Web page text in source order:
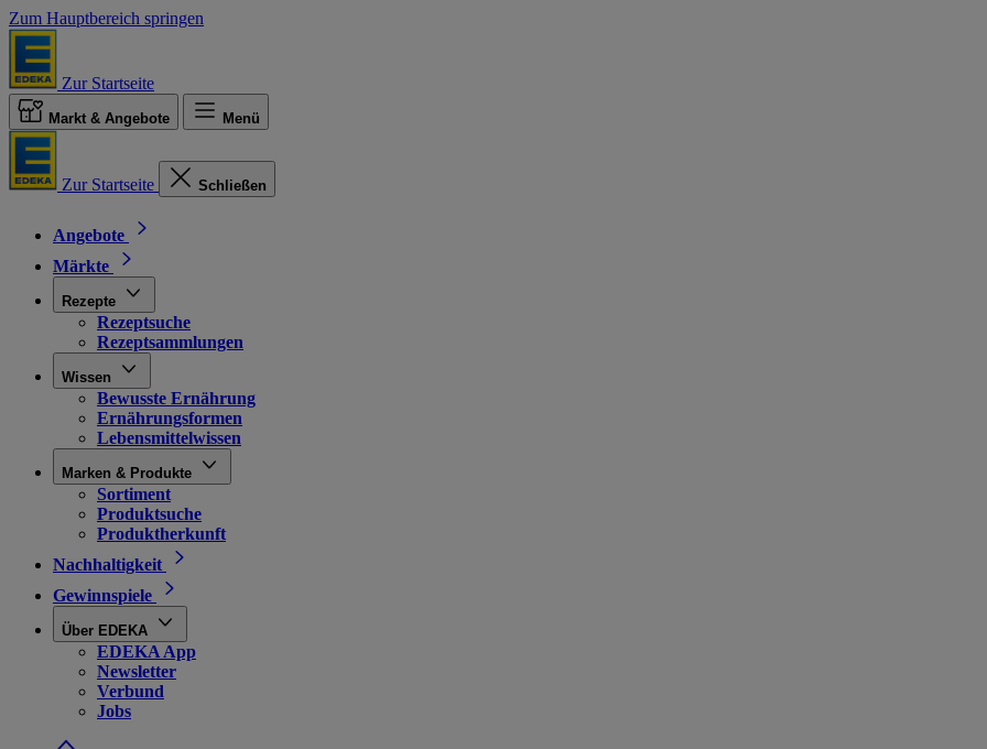
Zum Hauptbereich springen
Zur Startseite
Markt & Angebote Menü
Zur Startseite Schließen
Angebote
Märkte
Rezepte
Rezeptsuche
Rezeptsammlungen
Wissen
Bewusste Ernährung
Ernährungsformen
Lebensmittelwissen
Marken & Produkte
Sortiment
Produktsuche
Produktherkunft
Nachhaltigkeit
Gewinnspiele
Über EDEKA
EDEKA App
Newsletter
Verbund
Jobs